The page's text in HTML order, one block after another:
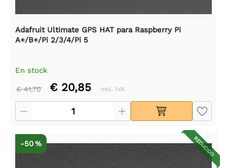
Adafruit Ultimate GPS HAT para Raspberry Pi
A+/B+/Pi 2/3/4/Pi 5
En stock
€ 41,70 € 20,85 Incl. IVA
REDUCIDO
-50 %